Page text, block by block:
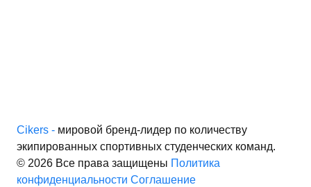
Cikers - мировой бренд-лидер по количеству
экипированных спортивных студенческих команд.
© 2026 Все права защищены Политика
конфиденциальности Соглашение